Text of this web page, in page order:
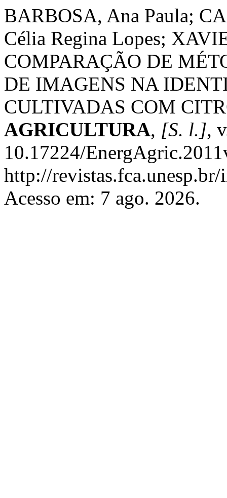
BARBOSA, Ana Paula;
Célia Regina Lopes;
COMPARAÇÃO DE
DE IMAGENS NA
CULTIVADAS COM
AGRICULTURA, [S. l.],
10.17224/
http://
Acesso em: 7 ago. 2026.